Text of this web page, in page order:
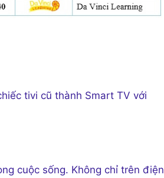
tivi cũ thành Smart TV với
cuộc sống. Không chỉ trên điện